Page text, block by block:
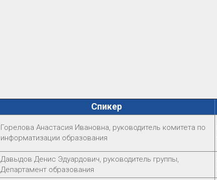
Спикер
Горелова Анастасия Ивановна, руководитель комитета по
информатизации образования
Давыдов Денис Эдуардович, руководитель группы,
Департамент образования